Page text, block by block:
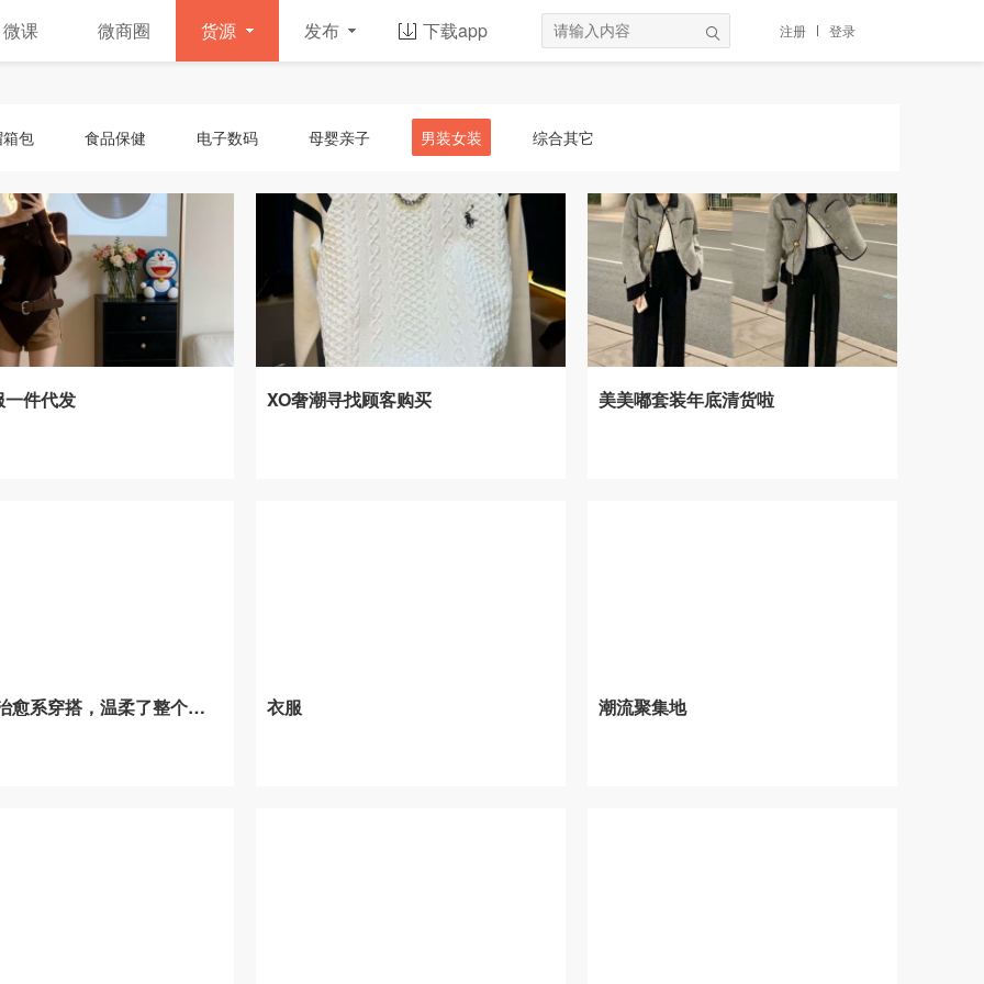
微课 微商圈 货源 发布 下载app 注册 登录
包 食品保健 电子数码 母婴亲子 男装女装 综合其它
件代发 XO奢潮寻找顾客购买 美美嘟套装年底清货啦
被问*的治愈系穿搭，温柔了整个季节。 衣服 潮流聚集地